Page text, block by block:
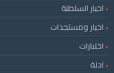
اخبار السلطنة
اخبار ومستجدات
اختبارات
ادلة